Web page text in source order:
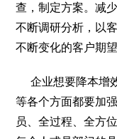
查，制定方案。减
不断调研分析，以
不断变化的客户期
企业想要降本增
等各个方面都要加
员、全过程、全方